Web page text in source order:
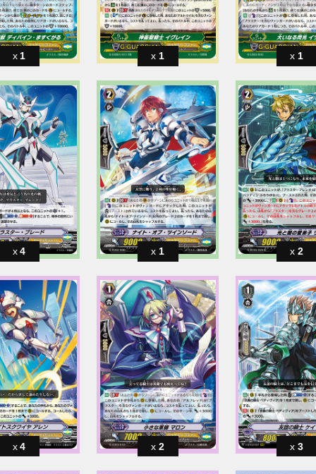
1 1 1
4 1 2
4 2 3